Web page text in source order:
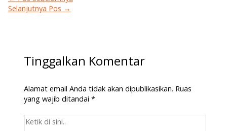
Selanjutnya Pos →
Tinggalkan Komentar
Alamat email Anda tidak akan dipublikasikan. Ruas
yang wajib ditandai*